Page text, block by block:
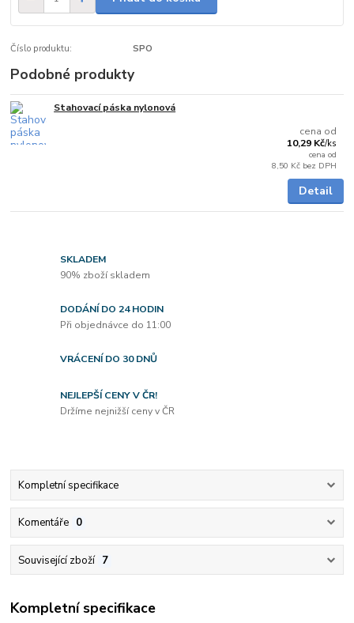
Číslo produktu: SPO
Podobné produkty
Stahovací páska nylonová
cena od
10,29 Kč/ks
cena od
8,50 Kč bez DPH
Detail
SKLADEM
90% zboží skladem
DODÁNÍ DO 24 HODIN
Při objednávce do 11:00
VRÁCENÍ DO 30 DNŮ
NEJLEPŠÍ CENY V ČR!
Držíme nejnižší ceny v ČR
Kompletní specifikace
Komentáře 0
Související zboží 7
Kompletní specifikace